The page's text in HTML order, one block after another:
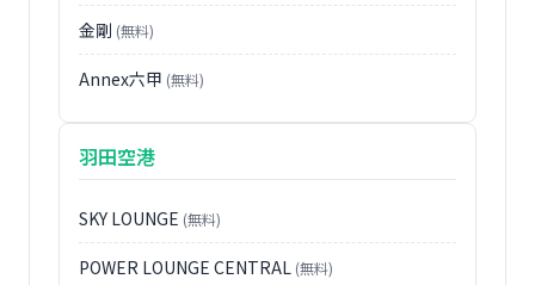
金剛 (無料)
Annex六甲 (無料)
羽田空港
SKY LOUNGE (無料)
POWER LOUNGE CENTRAL (無料)